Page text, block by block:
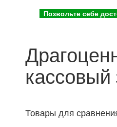
Позвольте себе
Товары для